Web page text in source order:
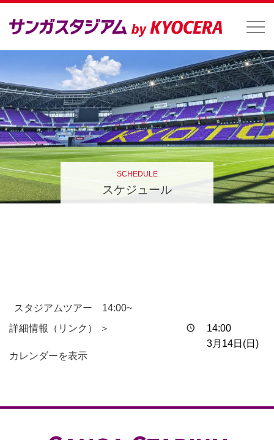
SCHEDULE
スケジュール
スタジアムツアー 14:00~
14:00
3月14日(日)
詳細情報（リンク） ＞
カレンダーを表示